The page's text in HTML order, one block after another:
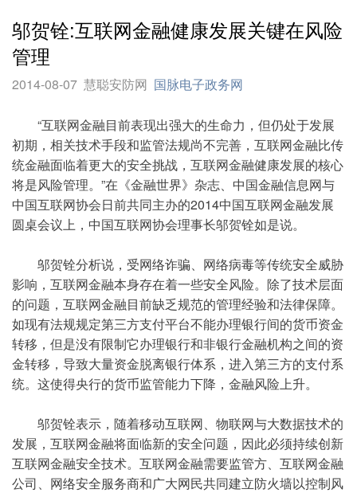
邬贺铨:互联网金融健康发展关键在风险
管理
2014-08-07 慧聪安防网 国脉电子政务网
“互联网金融目前表现出强大的生命力，但仍处于发展
初期，相关技术手段和监管法规尚不完善，互联网金融比传
统金融面临着更大的安全挑战，互联网金融健康发展的核心
将是风险管理。”在《金融世界》杂志、中国金融信息网与
中国互联网协会日前共同主办的2014中国互联网金融发展
圆桌会议上，中国互联网协会理事长邬贺铨如是说。
邬贺铨分析说，受网络诈骗、网络病毒等传统安全威胁
影响，互联网金融本身存在着一些安全风险。除了技术层面
的问题，互联网金融目前缺乏规范的管理经验和法律保障。
如现有法规规定第三方支付平台不能办理银行间的货币资金
转移，但是没有限制它办理银行和非银行金融机构之间的资
金转移，导致大量资金脱离银行体系，进入第三方的支付系
统。这使得央行的货币监管能力下降，金融风险上升。
邬贺铨表示，随着移动互联网、物联网与大数据技术的
发展，互联网金融将面临新的安全问题，因此必须持续创新
互联网金融安全技术。互联网金融需要监管方、互联网金融
公司、网络安全服务商和广大网民共同建立防火墙以控制风